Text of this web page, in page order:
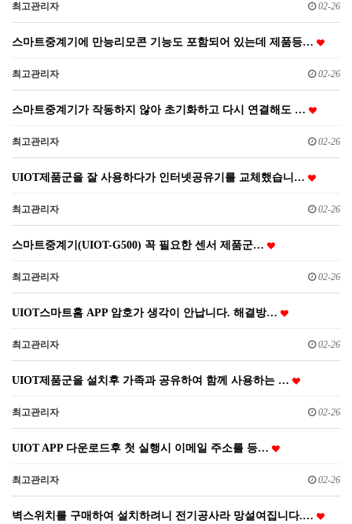
최고관리자 02-26
스마트중계기에 만능리모콘 기능도 포함되어 있는데 제품등…
최고관리자 02-26
스마트중계기가 작동하지 않아 초기화하고 다시 연결해도 …
최고관리자 02-26
UIOT제품군을 잘 사용하다가 인터넷공유기를 교체했습니…
최고관리자 02-26
스마트중계기(UIOT-G500) 꼭 필요한 센서 제품군…
최고관리자 02-26
UIOT스마트홈 APP 암호가 생각이 안납니다. 해결방…
최고관리자 02-26
UIOT제품군을 설치후 가족과 공유하여 함께 사용하는 …
최고관리자 02-26
UIOT APP 다운로드후 첫 실행시 이메일 주소를 등…
최고관리자 02-26
벽스위치를 구매하여 설치하려니 전기공사라 망설여집니다.…